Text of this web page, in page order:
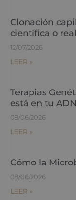
Clonación
científica o
12/07/2026
LEER »
Terapias
está en tu
08/06/2026
LEER »
Cómo la
08/06/2026
LEER »